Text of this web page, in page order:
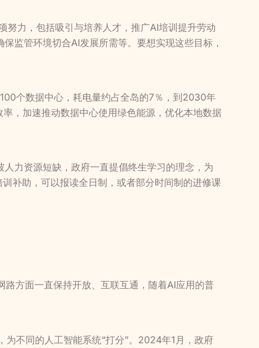
努力，包括吸引与培养人才，推广AI培训提升劳动
监管环境切合AI发展所需等。要想实现这些目标，
个数据中心，耗电量约占全岛的7％，到2030年
，加速推动数据中心使用绿色能源，优化本地数据
力资源短缺，政府一直提倡终生学习的理念，为
补助，可以报读全日制，或者部分时间制的进修课
方面一直保持开放、互联互通，随着AI应用的普
不同的人工智能系统“打分”。2024年1月，政府